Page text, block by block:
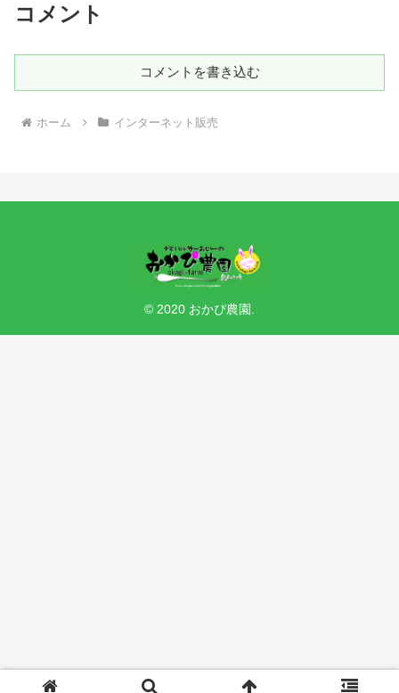
コメント
コメントを書き込む
ホーム インターネット販売
© 2020 おかぴ農園.